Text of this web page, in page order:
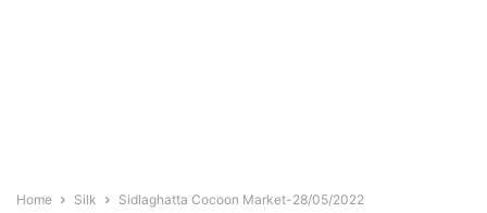
Home Silk Sidlaghatta Cocoon Market-28/05/2022